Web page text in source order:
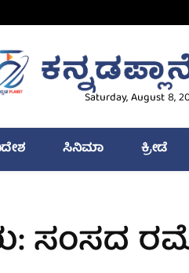
Saturday, August 8,
ಸಿನಿಮಾ ಕ್ರೀಡೆ
ಸಂಸದ